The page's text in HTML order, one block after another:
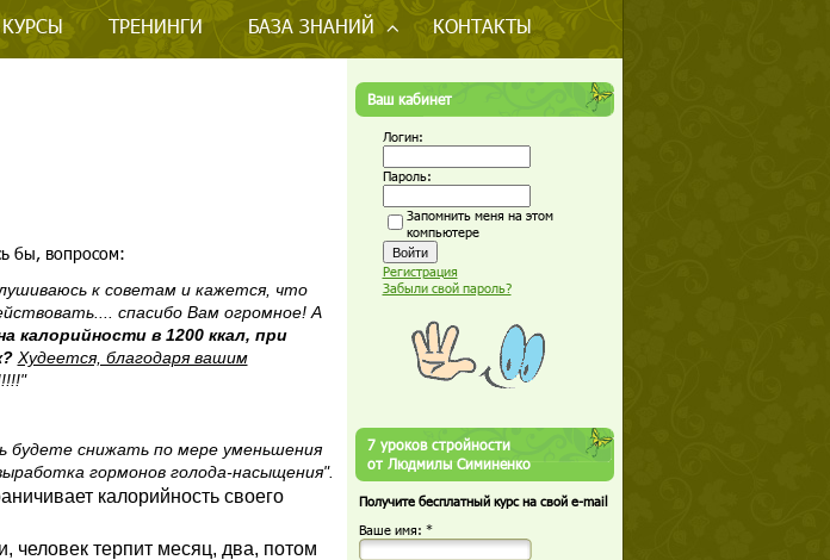
ТРЕНИНГИ БАЗА ЗНАНИЙ КОНТАКТЫ
бы, вопросом:
к советам и кажется, что
спасибо Вам огромное! А
калорийности в 1200 ккал, при
Худеется, благодаря вашим
будете снижать по мере уменьшения
гормонов голода-насыщения".
калорийность своего
человек терпит месяц, два, потом
Ваш кабинет
Логин:
Пароль:
Запомнить меня на этом
компьютере
Регистрация
Забыли свой пароль?
7 уроков стройности
от Людмилы Симиненко
Получите бесплатный курс на свой e-mail
Ваше имя: *